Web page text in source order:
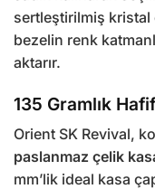
sertleştirilmiş kristal
bezelin renk
aktarır.
135 Gramlık
Orient SK Revival,
paslanmaz çelik
mm’lik ideal kasa